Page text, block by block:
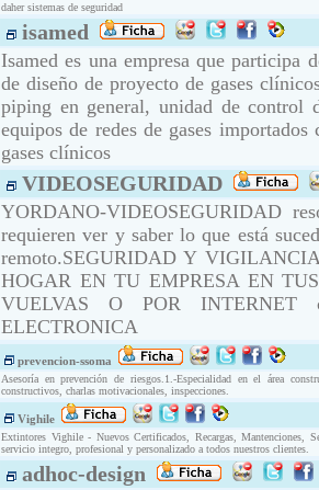
daher sistemas de seguridad
isamed
Isamed es una empresa que
de diseño de proyecto de gases
piping en general, unidad de
equipos de redes de gases
gases clínicos
VIDEOSEGURIDAD
YORDANO-VIDEOSEGURIDAD
requieren ver y saber lo que está
remoto.SEGURIDAD Y
HOGAR EN TU EMPRESA EN
VUELVAS O POR INTERNET
ELECTRONICA
prevencion-ssoma
Asesoría en prevención de riesgos.1.-Especialidad en el área
constructivos, charlas motivacionales, inspecciones.
Vighile
Extintores Vighile - Nuevos Certificados, Recargas, Mantenciones,
servicio integro, profesional y personalizado a todos nuestros clientes.
adhoc-design